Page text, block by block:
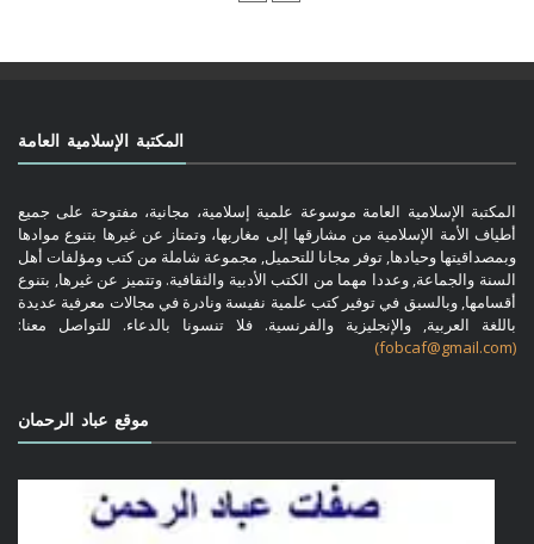
المكتبة الإسلامية العامة
المكتبة الإسلامية العامة موسوعة علمية إسلامية، مجانية، مفتوحة على جميع
أطياف الأمة الإسلامية من مشارقها إلى مغاربها، وتمتاز عن غيرها بتنوع موادها
وبمصداقيتها وحيادها, توفر مجانا للتحميل, مجموعة شاملة من كتب ومؤلفات أهل
السنة والجماعة, وعددا مهما من الكتب الأدبية والثقافية. وتتميز عن غيرها, بتنوع
أقسامها, وبالسبق في توفير كتب علمية نفيسة ونادرة في مجالات معرفية عديدة
باللغة العربية, والإنجليزية والفرنسية. فلا تنسونا بالدعاء. للتواصل معنا:
(fobcaf@gmail.com)
موقع عباد الرحمان